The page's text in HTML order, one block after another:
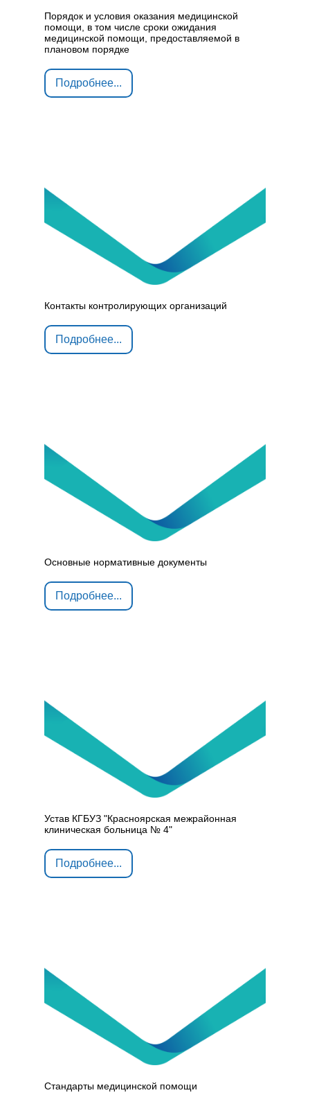
Порядок и условия оказания медицинской
помощи, в том числе сроки ожидания
медицинской помощи, предоставляемой в
плановом порядке
Подробнее...
Контакты контролирующих организаций
Подробнее...
Основные нормативные документы
Подробнее...
Устав КГБУЗ "Красноярская межрайонная
клиническая больница № 4"
Подробнее...
Стандарты медицинской помощи